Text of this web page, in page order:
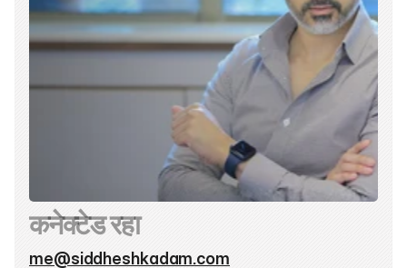
कनेक्टेड रहा
me@siddheshkadam.com